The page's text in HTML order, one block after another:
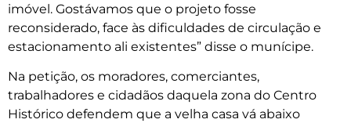
imóvel. Gostávamos que o projeto fosse
reconsiderado, face às dificuldades de circulação e
estacionamento ali existentes” disse o munícipe.
Na petição, os moradores, comerciantes,
trabalhadores e cidadãos daquela zona do Centro
Histórico defendem que a velha casa vá abaixo